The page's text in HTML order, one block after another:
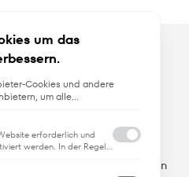
um das
Cookies und andere
um alle
und personalisierte
und Newsletter im
bereitzustellen. Zu
Gerät.
erforderlich und
werden. In der Regel
entsprechen, wie
und Trends
Trends und aktuellen